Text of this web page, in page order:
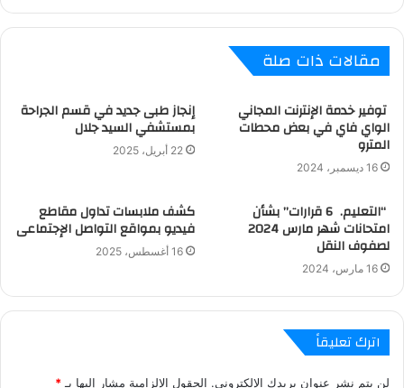
مقالات ذات صلة
توفير خدمة الإنترنت المجاني
الواي فاي في بعض محطات
المترو
16 ديسمبر، 2024
إنجاز طبى جديد في قسم الجراحة
بمستشفي السيد جلال
22 أبريل، 2025
“التعليم. 6 قرارات” بشأن
امتحانات شهر مارس 2024
لصفوف النقل
16 مارس، 2024
كشف ملابسات تداول مقاطع
فيديو بمواقع التواصل الإجتماعى
16 أغسطس، 2025
اترك تعليقاً
لن يتم نشر عنوان بريدك الإلكتروني. الحقول الإلزامية مشار إليها بـ*